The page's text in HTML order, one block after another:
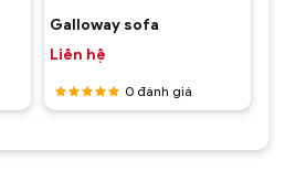
Galloway sofa
Liên hệ
Được
55 sao
0 đánh giá